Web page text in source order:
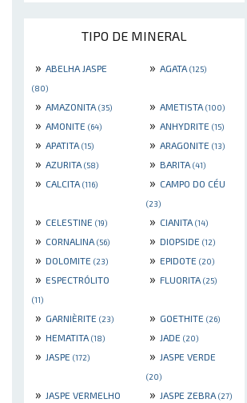
TIPO DE MINERAL
» ABELHA JASPE
(80)
» AGATA (125)
» AMAZONITA (35) » AMETISTA (100)
» AMONITE (64) » ANHYDRITE (15)
» APATITA (15) » ARAGONITE (13)
» AZURITA (58) » BARITA (41)
» CALCITA (116) » CAMPO DO CÉU
(23)
» CELESTINE (19) » CIANITA (14)
» CORNALINA (56) » DIOPSIDE (12)
» DOLOMITE (23) » EPIDOTE (20)
» ESPECTRÓLITO
(11)
» FLUORITA (25)
» GARNIÈRITE (23) » GOETHITE (26)
» HEMATITA (18) » JADE (20)
» JASPE (172) » JASPE VERDE
(20)
» JASPE VERMELHO » JASPE ZEBRA (27)